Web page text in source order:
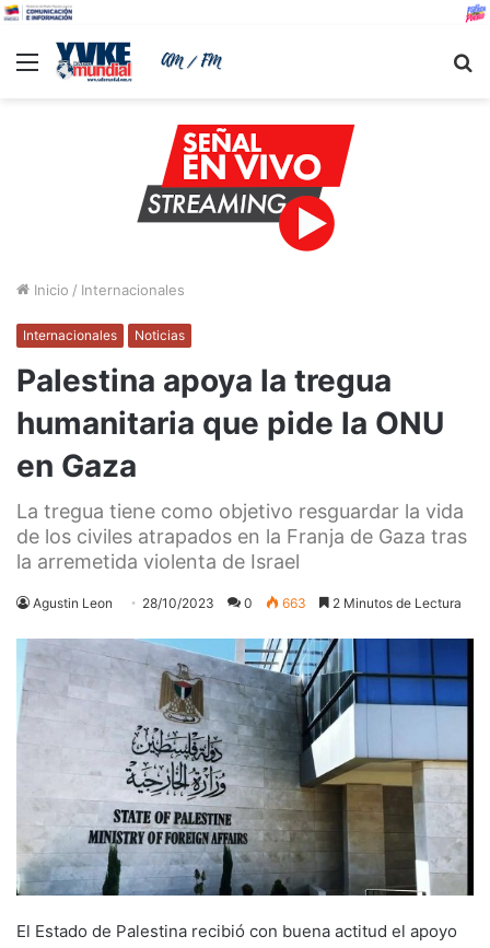
Menu
Inicio / Internacionales
Internacionales Noticias
Palestina apoya la tregua
humanitaria que pide la ONU
en Gaza
La tregua tiene como objetivo resguardar la vida
de los civiles atrapados en la Franja de Gaza tras
la arremetida violenta de Israel
Agustin Leon 28/10/2023 0 663 2 Minutos de Lectura
El Estado de Palestina recibió con buena actitud el apoyo